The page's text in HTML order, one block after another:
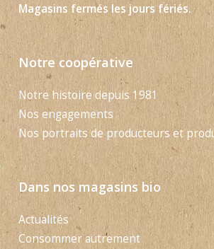
Magasins fermés les jours fériés.
Notre coopérative
Notre histoire depuis 1981
Nos engagements
Nos portraits de producteurs et
Dans nos magasins bio
Actualités
Consommer autrement